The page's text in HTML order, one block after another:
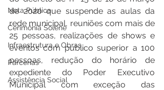
Nota Pública
Cerimônia Solene
Infraestrutura e Obras
Parcerias
Assistência Social
de 2020 que suspende as aulas da
rede municipal, reuniões com mais de
25 pessoas, realizações de shows e
eventos com publico superior a 100
pessoas, redução do horário de
expediente do Poder Executivo
Municipal com exceção das